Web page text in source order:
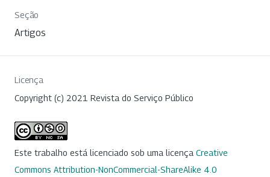
Seção
Artigos
Licença
Copyright (c) 2021 Revista do Serviço Público
Este trabalho está licenciado sob uma licença Creative
Commons Attribution-NonCommercial-ShareAlike 4.0